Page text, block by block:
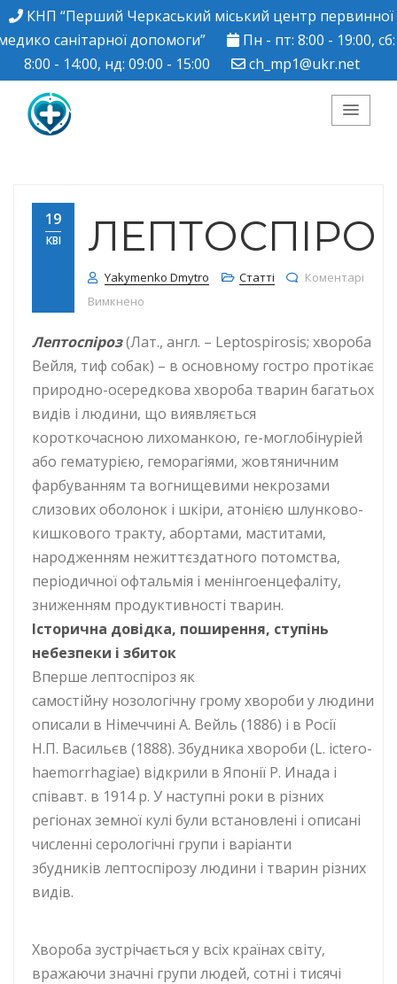
КНП “Перший Черкаський міський центр первинної
санітарної допомоги”
Пн - пт: 8:00 - 19:00, сб:
8:00 - 14:00, нд: 09:00 - 15:00
ch_mp1@ukr.net
Черкаський міський
центр ПМСД"
19
КВІ
Yakymenko Dmytro Статті
Коментарі
Вимкнено
Лептоспіроз(Лат., англ. – Leptospirosis; хвороба
Вейля, тиф собак) – в основному гостро протікає
природно-осередкова хвороба тварин багатьох
видів і людини, що виявляється
короткочасною лихоманкою, ге-моглобінуріей
або гематурією, геморагіями, жовтяничним
фарбуванням та вогнищевими некрозами
слизових оболонок і шкіри, атонією шлунково-
кишкового тракту, абортами, маститами,
народженням нежиттєздатного потомства,
періодичної офтальмія і менінгоенцефаліту,
зниженням продуктивності тварин.
Історична довідка, поширення, ступінь
небезпеки і збиток
Вперше лептоспіроз як
самостійну нозологічну грому хвороби у людини
описали в Німеччині А. Вейль (1886) і в Росії
Н.П. Васильєв (1888). Збудника хвороби (L. ictero-
haemorrhagiae) відкрили в Японії Р. Инада і
співавт. в 1914 р. У наступні роки в різних
регіонах земної кулі були встановлені і описані
численні серологічні групи і варіанти
збудників лептоспірозу людини і тварин різних
видів.
Хвороба зустрічається у всіх країнах світу,
вражаючи значні групи людей, сотні і тисячі